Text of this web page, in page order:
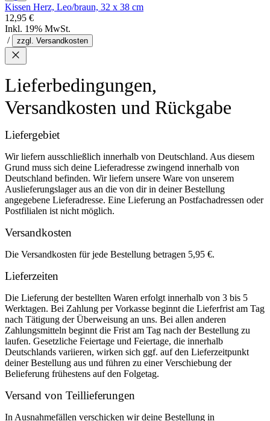
Kissen Herz, Leo/braun, 32 x 38 cm
12,95 €
Inkl. 19% MwSt.
/
zzgl. Versandkosten
Lieferbedingungen,
Versandkosten und Rückgabe
Liefergebiet
Wir liefern ausschließlich innerhalb von Deutschland. Aus diesem
Grund muss sich deine Lieferadresse zwingend innerhalb von
Deutschland befinden. Wir liefern unsere Ware von unserem
Auslieferungslager aus an die von dir in deiner Bestellung
angegebene Lieferadresse. Eine Lieferung an Postfachadressen oder
Postfilialen ist nicht möglich.
Versandkosten
Die Versandkosten für jede Bestellung betragen 5,95 €.
Lieferzeiten
Die Lieferung der bestellten Waren erfolgt innerhalb von 3 bis 5
Werktagen. Bei Zahlung per Vorkasse beginnt die Lieferfrist am Tag
nach Tätigung der Überweisung an uns. Bei allen anderen
Zahlungsmitteln beginnt die Frist am Tag nach der Bestellung zu
laufen. Gesetzliche Feiertage und Feiertage, die innerhalb
Deutschlands variieren, wirken sich ggf. auf den Lieferzeitpunkt
deiner Bestellung aus und führen zu einer Verschiebung der
Belieferung frühestens auf den Folgetag.
Versand von Teillieferungen
In Ausnahmefällen verschicken wir deine Bestellung in